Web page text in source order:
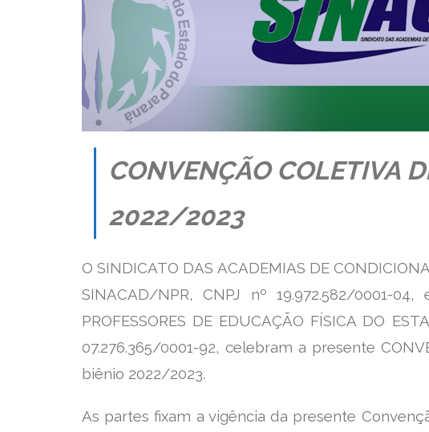
CONVENÇÃO COLETIVA
2022/2023
O SINDICATO DAS ACADEMIAS DE
SINACAD/NPR, CNPJ nº 19.972.582/0001-
PROFESSORES DE EDUCAÇÃO FÍSICA DO
07.276.365/0001-92, celebram a presente
biênio 2022/2023.
As partes fixam a vigência da presente